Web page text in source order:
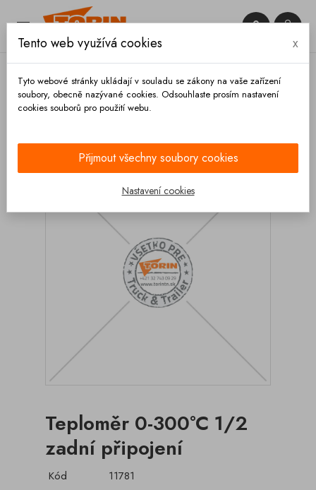
 

Teploměr 0-300°C 1/2
zadní připojení
Kód
11781
Tento web využívá cookies x
Tyto webové stránky ukládají v souladu se zákony na vaše zařízení
soubory, obecně nazývané cookies. Odsouhlaste prosím nastavení
cookies souborů pro použití webu.
Přijmout všechny soubory cookies
Nastavení cookies